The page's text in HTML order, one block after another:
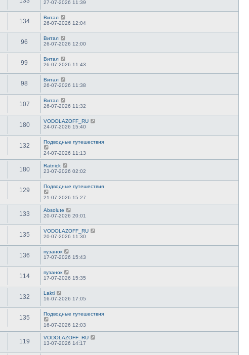
27-07-2026 11:39
134
Витал
26-07-2026 12:04
96
Витал
26-07-2026 12:00
99
Витал
26-07-2026 11:43
98
Витал
26-07-2026 11:38
107
Витал
26-07-2026 11:32
180
VODOLAZOFF_RU
24-07-2026 15:40
132
Подводные путешествия
24-07-2026 11:13
180
Ratnick
23-07-2026 02:02
129
Подводные путешествия
21-07-2026 15:27
133
Absolute
20-07-2026 20:01
135
VODOLAZOFF_RU
20-07-2026 11:30
136
пузанок
17-07-2026 15:43
114
пузанок
17-07-2026 15:35
132
Lakti
16-07-2026 17:05
135
Подводные путешествия
16-07-2026 12:03
119
VODOLAZOFF_RU
13-07-2026 14:17